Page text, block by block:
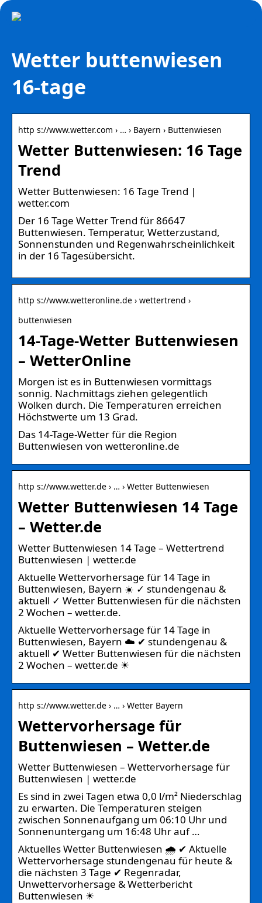
Wetter buttenwiesen
16-tage
http s://www.wetter.com › … › Bayern › Buttenwiesen
Wetter Buttenwiesen: 16 Tage
Trend
Wetter Buttenwiesen: 16 Tage Trend |
wetter.com
Der 16 Tage Wetter Trend für 86647
Buttenwiesen. Temperatur, Wetterzustand,
Sonnenstunden und Regenwahrscheinlichkeit
in der 16 Tagesübersicht.
http s://www.wetteronline.de › wettertrend ›
buttenwiesen
14-Tage-Wetter Buttenwiesen
– WetterOnline
Morgen ist es in Buttenwiesen vormittags
sonnig. Nachmittags ziehen gelegentlich
Wolken durch. Die Temperaturen erreichen
Höchstwerte um 13 Grad.
Das 14-Tage-Wetter für die Region
Buttenwiesen von wetteronline.de
http s://www.wetter.de › … › Wetter Buttenwiesen
Wetter Buttenwiesen 14 Tage
– Wetter.de
Wetter Buttenwiesen 14 Tage – Wettertrend
Buttenwiesen | wetter.de
Aktuelle Wettervorhersage für 14 Tage in
Buttenwiesen, Bayern ☀️ ✓ stundengenau &
aktuell ✓ Wetter Buttenwiesen für die nächsten
2 Wochen – wetter.de.
Aktuelle Wettervorhersage für 14 Tage in
Buttenwiesen, Bayern ☁️ ✔ stundengenau &
aktuell ✔ Wetter Buttenwiesen für die nächsten
2 Wochen – wetter.de ☀
http s://www.wetter.de › … › Wetter Bayern
Wettervorhersage für
Buttenwiesen – Wetter.de
Wetter Buttenwiesen – Wettervorhersage für
Buttenwiesen | wetter.de
Es sind in zwei Tagen etwa 0,0 l/m² Niederschlag
zu erwarten. Die Temperaturen steigen
zwischen Sonnenaufgang um 06:10 Uhr und
Sonnenuntergang um 16:48 Uhr auf …
Aktuelles Wetter Buttenwiesen 🌧️ ✔ Aktuelle
Wettervorhersage stundengenau für heute &
die nächsten 3 Tage ✔ Regenradar,
Unwettervorhersage & Wetterbericht
Buttenwiesen ☀